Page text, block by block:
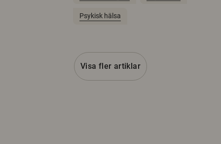
Psykisk hälsa
Visa fler artiklar